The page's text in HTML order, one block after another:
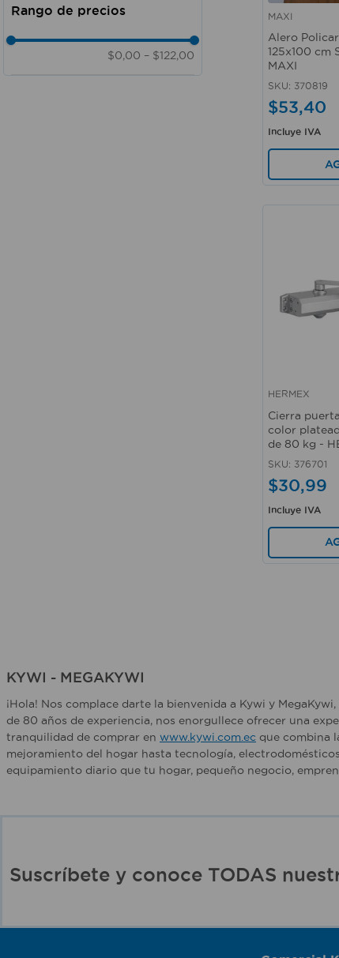
Doméstico - Oficina - Comercial
Profesional - Industrial
Doméstico - Comercial -
2 piezas
$0,00 – $122,00
Vista rápida
MAXI
Alero
125x100 cm
MAXI
SKU: 370819
$53,40
Incluye IVA
HERMEX
Cierra
color
de 80 kg -
SKU: 376701
$30,99
Incluye IVA
KYWI - MEGAKYWI
¡Hola! Nos complace darte la bienvenida a Kywi y
de 80 años de experiencia, nos enorgullece ofrecer una
tranquilidad de comprar en www.kywi.com.ec que combina
mejoramiento del hogar hasta tecnología,
equipamiento diario que tu hogar, pequeño negocio,
Suscríbete y conoce TODAS